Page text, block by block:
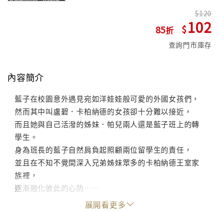
85
120
102
查詢門市庫存
內容簡介
藍子在校園意外遇見宛如洋娃娃般可愛的外國女孩們，
然而其中叫盧碧．卡柏納德的女孩卻十分難以接近，
而且她與自己活潑的姊妹．帕兒兩人還是藍子班上的轉
學生。
身為班長的藍子自然肩負起照顧兩位留學生的責任，
並且在不知不覺間深入兄弟姊妹眾多的卡柏納德王室家
族裡，
逐漸融化彼此的心防……
展開看更多